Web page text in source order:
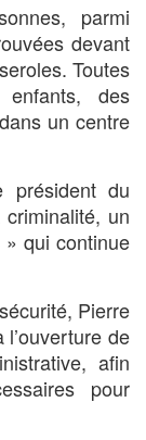
parmi
devant
Toutes
des
un centre
président du
un
qui continue
Pierre
de
afin
pour